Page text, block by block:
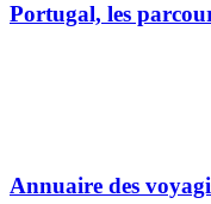
Portugal, les
Annuaire des